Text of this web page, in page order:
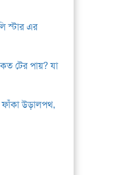
স্টার এর
টের পায়? যা
ফাঁকা উড়ালপথ,